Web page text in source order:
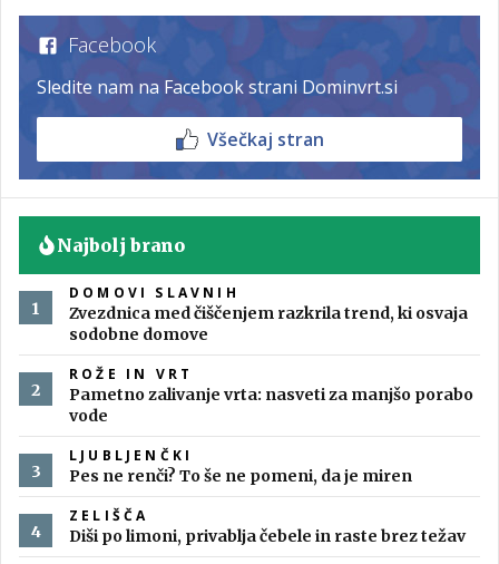
Facebook
Sledite nam na Facebook strani Dominvrt.si
Všečkaj stran
Najbolj brano
DOMOVI SLAVNIH
Zvezdnica med čiščenjem razkrila trend, ki osvaja
sodobne domove
ROŽE IN VRT
Pametno zalivanje vrta: nasveti za manjšo porabo
vode
LJUBLJENČKI
Pes ne renči? To še ne pomeni, da je miren
ZELIŠČA
Diši po limoni, privablja čebele in raste brez težav